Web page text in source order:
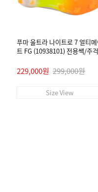
푸마 울트라 나이트로 7 얼티
트 FG (10938101) 전용쌕/주
229,000원 299,000원
Size View